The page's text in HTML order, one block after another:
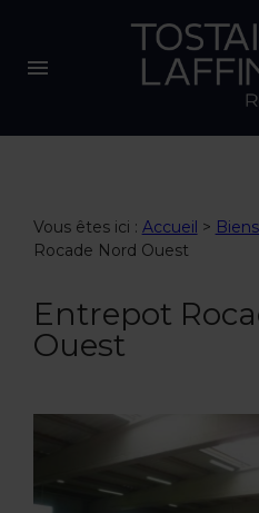
menu
Vous êtes ici : Accueil >
Rocade Nord Ouest
Entrepot
Ouest